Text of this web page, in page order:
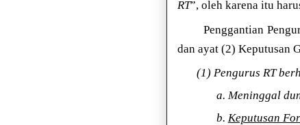
RT”, oleh karena itu
Penggantian
dan ayat (2) Keputusan
(1) Pengurus RT
a. Meninggal
b. Keputusan